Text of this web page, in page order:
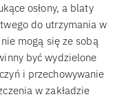
osłony, a blaty
do utrzymania w
mogą się ze sobą
być wydzielone
i przechowywanie
w zakładzie